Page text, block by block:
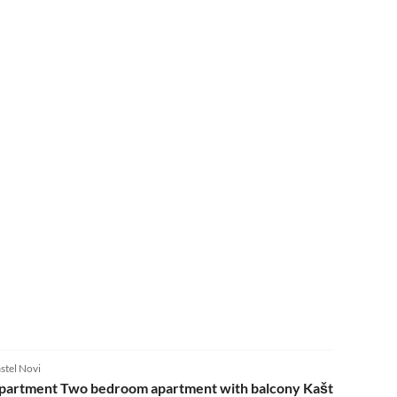
Novi
Two bedroom apartment with balcony Kaštel Novi,